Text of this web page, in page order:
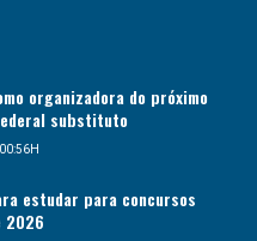
organizadora do próximo
substituto
estudar para concursos
2026